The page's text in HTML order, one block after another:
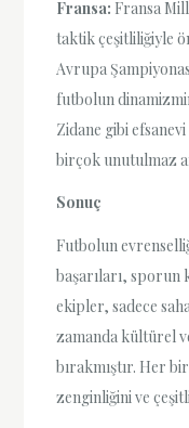
Fransa: Fransa
taktik çeşitliliğiyle
Avrupa
futbolun
Zidane gibi
birçok unutulmaz
Sonuç
Futbolun
başarıları,
ekipler, sadece
zamanda kültürel
bırakmıştır. Her
zenginliğini ve